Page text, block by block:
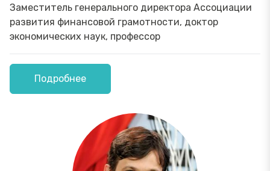
Заместитель генерального директора Ассоциации
развития финансовой грамотности, доктор
экономических наук, профессор
Подробнее